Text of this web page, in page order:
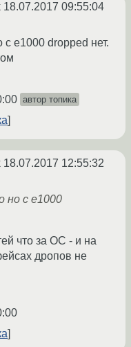
18.07.2017 09:55:04
e1000 dropped нет.
автор топика
18.07.2017 12:55:32
но с e1000
что за ОС - и на
дропов не